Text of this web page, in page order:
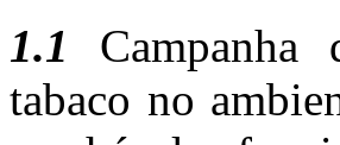
1.1 Campanha
tabaco no